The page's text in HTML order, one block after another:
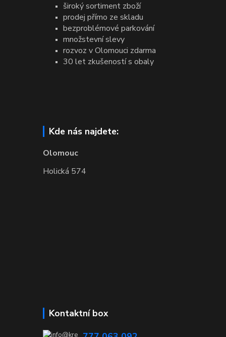
široký sortiment zboží
prodej přímo ze skladu
bezproblémové parkování
množstevní slevy
rozvoz v Olomouci zdarma
30 let zkušeností s obaly
Kde nás najdete:
Olomouc
Holická 574
Kontaktní box